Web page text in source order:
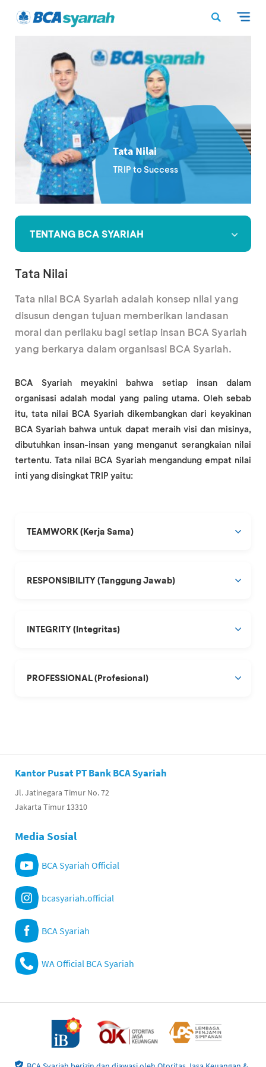
Tata Nilai
TRIP to Success
TENTANG BCA SYARIAH
Tata Nilai
Tata nilai BCA Syariah adalah konsep nilai yang
disusun dengan tujuan memberikan landasan
moral dan perilaku bagi setiap insan BCA Syariah
yang berkarya dalam organisasi BCA Syariah.
BCA Syariah meyakini bahwa setiap insan dalam
organisasi adalah modal yang paling utama. Oleh sebab
itu, tata nilai BCA Syariah dikembangkan dari keyakinan
BCA Syariah bahwa untuk dapat meraih visi dan misinya,
dibutuhkan insan-insan yang menganut serangkaian nilai
tertentu. Tata nilai BCA Syariah mengandung empat nilai
inti yang disingkat TRIP yaitu:
TEAMWORK (Kerja Sama)
RESPONSIBILITY (Tanggung Jawab)
INTEGRITY (Integritas)
PROFESSIONAL (Profesional)
Kantor Pusat PT Bank BCA Syariah
Jl. Jatinegara Timur No. 72
Jakarta Timur 13310
Media Sosial
BCA Syariah Official
bcasyariah.official
BCA Syariah
WA Official BCA Syariah